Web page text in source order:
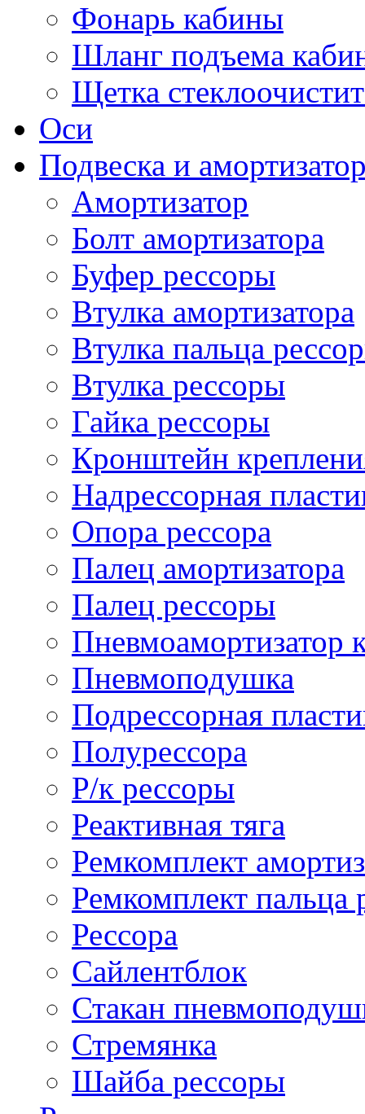
Фонарь кабины
Шланг подъема
Щетка
Оси
Подвеска и
Амортизатор
Болт амортизатора
Буфер рессоры
Втулка амортизатора
Втулка пальца
Втулка рессоры
Гайка рессоры
Кронштейн
Надрессорная
Опора рессора
Палец амортизатора
Палец рессоры
Пневмоамортизатор
Пневмоподушка
Подрессорная
Полурессора
Р/к рессоры
Реактивная тяга
Ремкомплект
Ремкомплект пальца
Рессора
Сайлентблок
Стакан
Стремянка
Шайба рессоры